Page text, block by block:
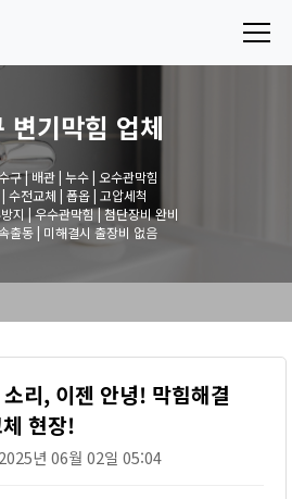
변기막힘 업체
구 | 배관 | 누수 | 오수관막힘
수전교체 | 폽옵 | 고압세척
지 | 우수관막힘 | 첨단장비 완비
출동 | 미해결시 출장비 없음
리, 이젠 안녕! 막힘해결
현장!
년 06월 02일 05:04